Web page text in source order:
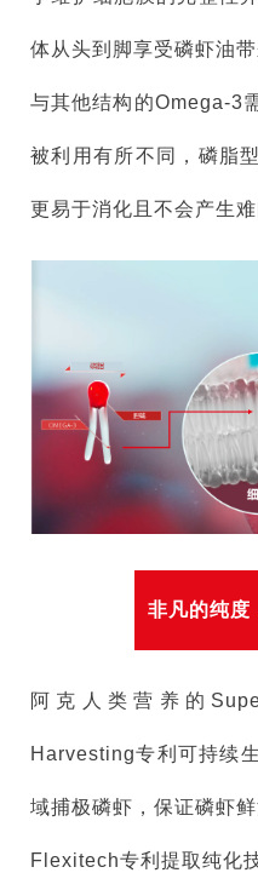
体从头到脚享受磷虾油带
与其他结构的Omega-3
被利用有所不同，磷脂
更易于消化且不会产生难
非凡的纯度
阿克人类营养的
Harvesting专利可持续
域捕极磷虾，保证磷虾
Flexitech专利提取纯化